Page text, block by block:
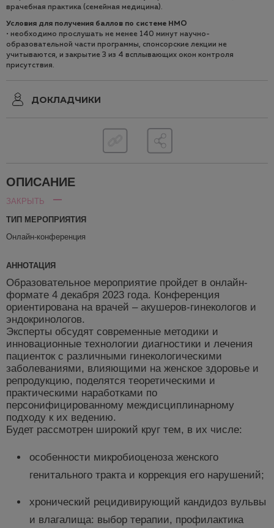
врачебная практика (семейная медицина).
Условия для получения баллов по системе НМO
• необходимо прослушать не менее 140 минут научно-
образовательной части программы, спонсорские лекции не
учитываются, и закрытие 3 из 4 всплывающих окон контроля
присутствия.
ДОКЛАДЧИКИ
ОПИСАНИЕ
ЗАКРЫТЬ
ТИП МЕРОПРИЯТИЯ
Онлайн-конференция
АННОТАЦИЯ
Образовательное мероприятие пройдет в онлайн-
формате 4 декабря 2023 года. Конференция
ориентирована на врачей – акушеров-гинекологов и
эндокринологов.
Эксперты обсудят современные методики и
инновационные технологии диагностики и лечения
пациенток с различными гинекологическими
заболеваниями, влияющими на женское здоровье и
репродукцию, поделятся теоретическими и
практическими наработками по
персонифицированному междисциплинарному
подходу к их ведению.
Будет рассмотрен широкий круг тем, в их числе:
особенности микробиоценоза женского
генитального тракта и коррекция его нарушений;
хронический рецидивирующий кандидоз вульвы
и влагалища: выбор терапии, профилактика